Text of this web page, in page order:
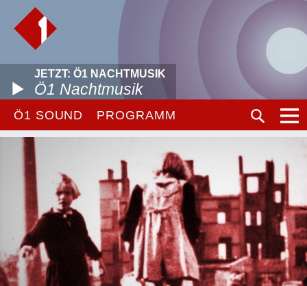
JETZT: Ö1 NACHTMUSIK
Ö1 Nachtmusik
Ö1 SOUND PROGRAMM